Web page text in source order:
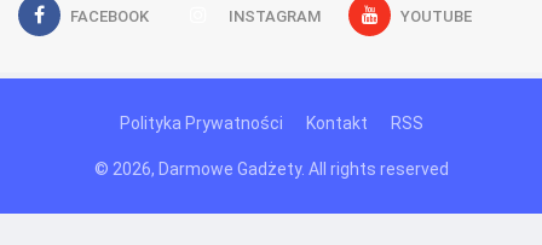
FACEBOOK INSTAGRAM YOUTUBE
Polityka Prywatności Kontakt RSS
© 2026, Darmowe Gadżety. All rights reserved